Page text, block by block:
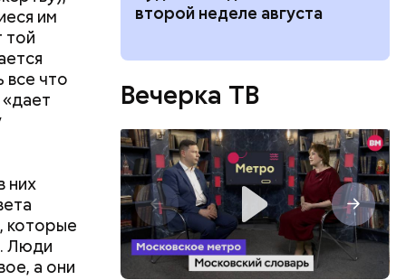
им
той
все что
них
которые
Люди
а они
второй неделе августа
Вечерка ТВ